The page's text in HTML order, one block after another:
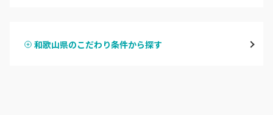
ハンドスカルプ
和歌山県のこだわり条件から探す